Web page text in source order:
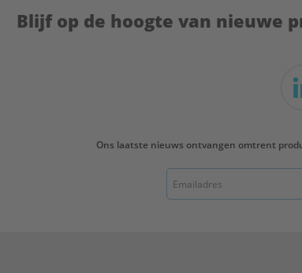
Blijf op de hoogte van nieuwe
Ons laatste nieuws ontvangen omtrent